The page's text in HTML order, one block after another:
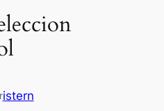
istern